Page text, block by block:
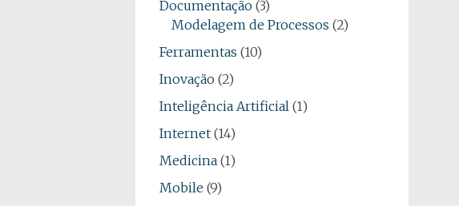
Documentação(3)
Modelagem de Processos (2)
Ferramentas (10)
Inovação(2)
Inteligência Artificial(1)
Internet(14)
Medicina(1)
Mobile (9)